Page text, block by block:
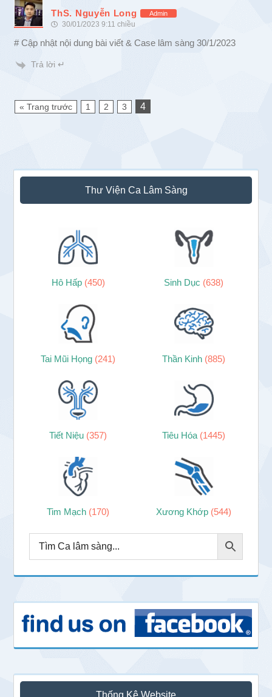
ThS. Nguyễn Long Admin
30/01/2023 9:11 chiều
# Cập nhật nội dung bài viết & Case lâm sàng 30/1/2023
Trả lời ↵
« Trang trước 1 2 3 4
Sidebar
chính
Thư Viện Ca Lâm Sàng
Hô Hấp (450) Sinh Dục (638)
Tai Mũi Họng (241) Thần Kinh (885)
Tiết Niệu (357) Tiêu Hóa (1445)
Tim Mạch (170) Xương Khớp (544)
Thống Kê Website